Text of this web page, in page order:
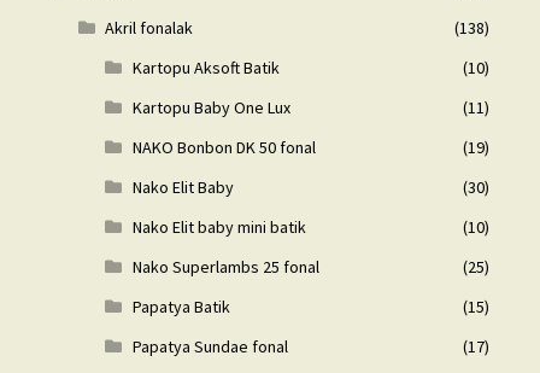
Akril fonalak
(138)
Kartopu Aksoft Batik
(10)
Kartopu Baby One Lux
(11)
NAKO Bonbon DK 50 fonal
(19)
Nako Elit Baby
(30)
Nako Elit baby mini batik
(10)
Nako Superlambs 25 fonal
(25)
Papatya Batik
(15)
Papatya Sundae fonal
(17)